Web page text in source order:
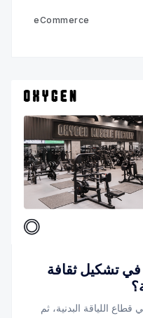
eCommerce
تشكيل ثقافة
اللياقة البدنية، ثم